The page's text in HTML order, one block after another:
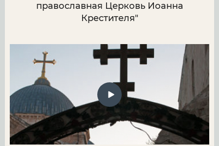
православная Церковь Иоанна
Крестителя"